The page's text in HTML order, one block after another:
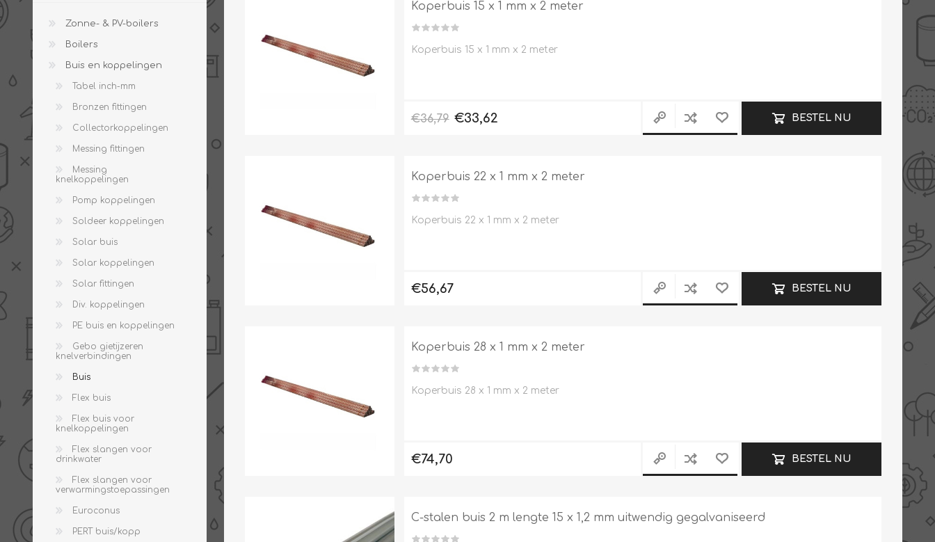
Schema's
Checklijst - kleine
zonneboiler
Checklijst - zonneboiler
Checklijst - grote
zonneboiler
Wetenswaardigheden
Selectie boilers
Pomp koppelingen
Soldeer koppelingen
Solar buis
AEG
Stiebel Eltron
CV water
Thermostaten
Expansievaten
Gereedschap
Bekijk alles
THERMISCHE /
INFRAROOD PANELEN
Ceramic+
Climastar
Diverse electro
Verwarmingslint
BEREKENINGEN WAT WAARVOOR
Koperbuis 15 x 1 mm x 2 meter
Koperbuis 15 x 1 mm x 2 meter
€36,79 €33,62 BESTEL NU
Koperbuis 22 x 1 mm x 2 meter
Koperbuis 22 x 1 mm x 2 meter
€56,67 BESTEL NU
Koperbuis 28 x 1 mm x 2 meter
Koperbuis 28 x 1 mm x 2 meter
€74,70 BESTEL NU
C-stalen buis 2 m lengte 15 x 1,2 mm uitwendig gegalvaniseerd
Zonne- & PV-boilers
Boilers
Buis en koppelingen
Tabel inch-mm
Bronzen fittingen
Collectorkoppelingen
Messing fittingen
Messing
knelkoppelingen
Pomp koppelingen
Soldeer koppelingen
Solar buis
Solar koppelingen
Solar fittingen
Div. koppelingen
PE buis en koppelingen
Gebo gietijzeren
knelverbindingen
Buis
Flex buis
Flex buis voor
knelkoppelingen
Flex slangen voor
drinkwater
Flex slangen voor
verwarmingstoepassingen
Euroconus
PERT buis/kopp